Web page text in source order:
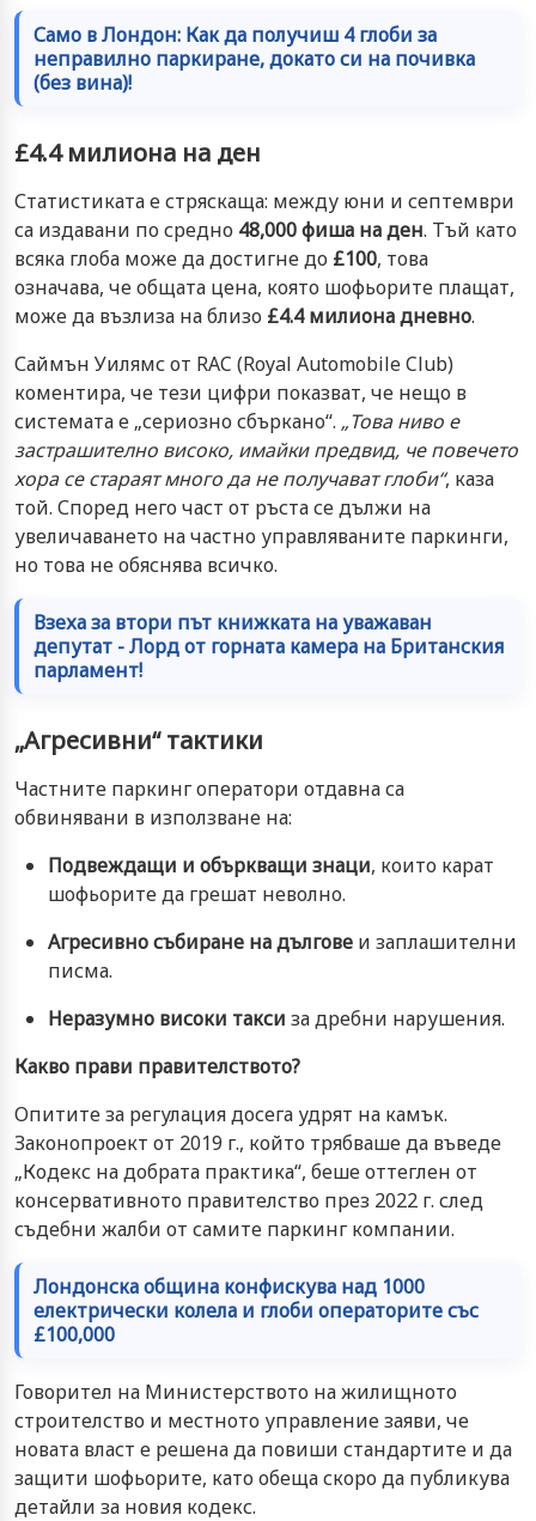
Само в Лондон: Как да получиш 4 глоби за
неправилно паркиране, докато си на почивка
(без вина)!
£4.4 милиона на ден
Статистиката е стряскаща: между юни и септември
са издавани по средно 48,000 фиша на ден. Тъй като
всяка глоба може да достигне до £100, това
означава, че общата цена, която шофьорите плащат,
може да възлиза на близо £4.4 милиона дневно.
Саймън Уилямс от RAC (Royal Automobile Club)
коментира, че тези цифри показват, че нещо в
системата е „сериозно сбъркано“. „Това ниво е
застрашително високо, имайки предвид, че повечето
хора се стараят много да не получават глоби“, каза
той. Според него част от ръста се дължи на
увеличаването на частно управляваните паркинги,
но това не обяснява всичко.
Взеха за втори път книжката на уважаван
депутат - Лорд от горната камера на Британския
парламент!
„Агресивни“ тактики
Частните паркинг оператори отдавна са
обвинявани в използване на:
Подвеждащи и объркващи знаци, които карат
шофьорите да грешат неволно.
Агресивно събиране на дългове и заплашителни
писма.
Неразумно високи такси за дребни нарушения.
Какво прави правителството?
Опитите за регулация досега удрят на камък.
Законопроект от 2019 г., който трябваше да въведе
„Кодекс на добрата практика“, беше оттеглен от
консервативното правителство през 2022 г. след
съдебни жалби от самите паркинг компании.
Лондонска община конфискува над 1000
електрически колела и глоби операторите със
£100,000
Говорител на Министерството на жилищното
строителство и местното управление заяви, че
новата власт е решена да повиши стандартите и да
защити шофьорите, като обеща скоро да публикува
детайли за новия кодекс.